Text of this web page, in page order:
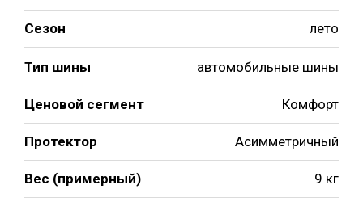
Сезон лето
Тип шины автомобильные шины
Ценовой сегмент Комфорт
Протектор Асимметричный
Вес (примерный) 9 кг